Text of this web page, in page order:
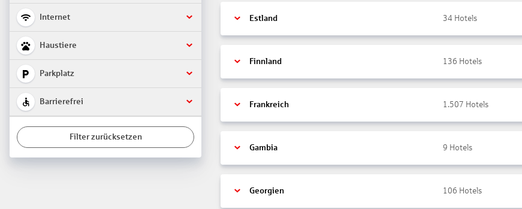
Internet
Haustiere
Parkplatz
Barrierefrei
Filter zurücksetzen
Estland 34 Hotels
Finnland 136 Hotels
Frankreich 1.507 Hotels
Gambia 9 Hotels
Georgien 106 Hotels